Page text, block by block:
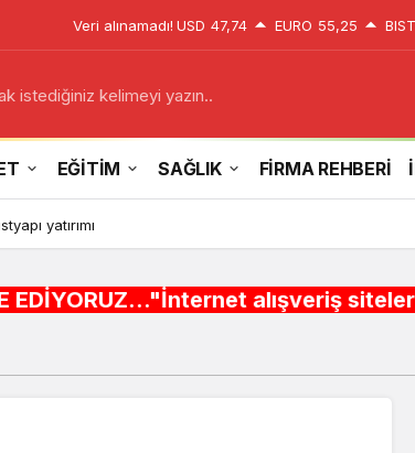
Veri alınamadı! USD 47,74 EURO 55,25 BIST
istediğiniz kelimeyi yazın..
EĞİTİM SAĞLIK FİRMA REHBERİ
yatırımı
alışveriş